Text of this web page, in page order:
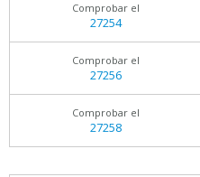
Comprobar el
27254
Comprobar el
27256
Comprobar el
27258